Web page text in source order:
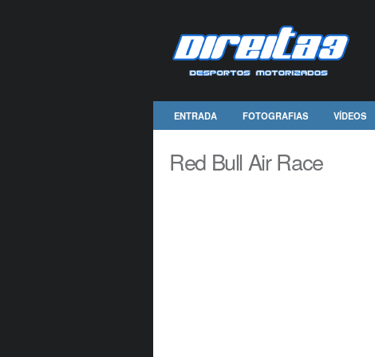
ENTRADA FOTOGRAFIAS VÍDEOS
Red Bull Air Race